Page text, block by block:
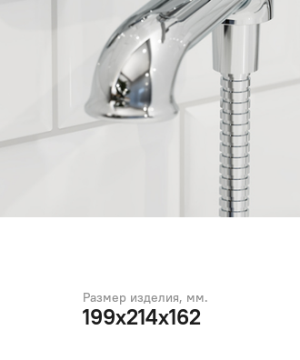
Размер изделия, мм.
199х214х162